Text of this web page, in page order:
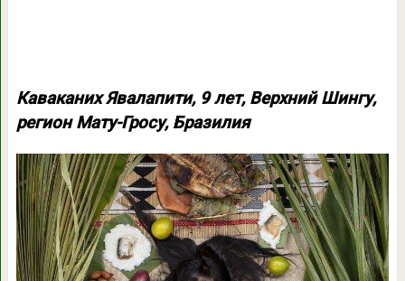
Каваканих Явалапити, 9 лет, Верхний Шингу,
регион Мату-Гросу, Бразилия